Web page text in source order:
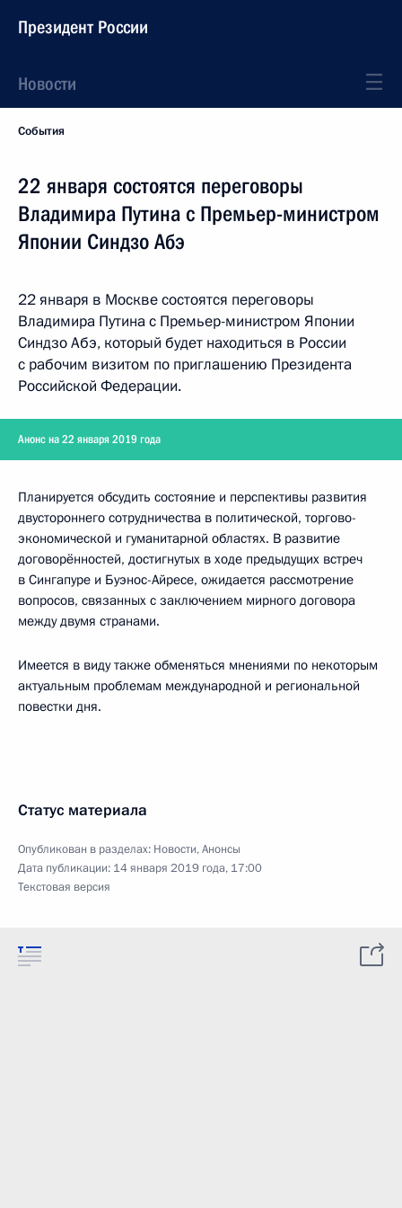
Президент России
Новости
События
22 января состоятся переговоры
Владимира Путина с Премьер-министром
Японии Синдзо Абэ
22 января в Москве состоятся переговоры
Владимира Путина с Премьер-министром Японии
Синдзо Абэ, который будет находиться в России
с рабочим визитом по приглашению Президента
Российской Федерации.
Анонс на 22 января 2019 года
Планируется обсудить состояние и перспективы развития
двустороннего сотрудничества в политической, торгово-
экономической и гуманитарной областях. В развитие
договорённостей, достигнутых в ходе предыдущих встреч
в Сингапуре и Буэнос-Айресе, ожидается рассмотрение
вопросов, связанных с заключением мирного договора
между двумя странами.
Имеется в виду также обменяться мнениями по некоторым
актуальным проблемам международной и региональной
повестки дня.
Статус материала
Опубликован в разделах: Новости,Анонсы
Дата публикации: 14 января 2019 года, 17:00
Текстовая версия